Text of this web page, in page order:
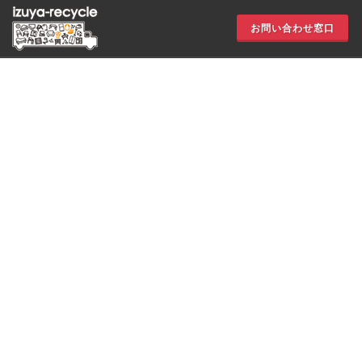
お問い合わせ窓口